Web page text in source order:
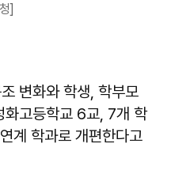
]
변화와 학생, 학부모
화고등학교 6교, 7개 학
계 학과로 개편한다고